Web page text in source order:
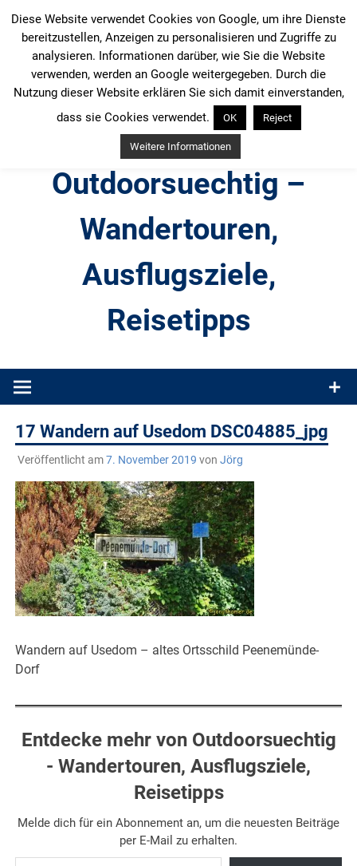
Inhalt
springen
Outdoorsuechtig –
Wandertouren,
Ausflugsziele,
Reisetipps
Produkttests und Buchrezensionen. Ein Blog für alle, die gern
17 Wandern auf Usedom DSC04885_jpg
Veröffentlicht am7. November 2019 von Jörg
Wandern auf Usedom – altes Ortsschild Peenemünde-
Dorf
Entdecke mehr von Outdoorsuechtig
- Wandertouren, Ausflugsziele,
Reisetipps
Melde dich für ein Abonnement an, um die neuesten Beiträge
per E-Mail zu erhalten.
Gib deine E-Mail-Adresse ein ...
Diese Website verwendet Cookies von Google, um ihre Dienste
bereitzustellen, Anzeigen zu personalisieren und Zugriffe zu
analysieren. Informationen darüber, wie Sie die Website
verwenden, werden an Google weitergegeben. Durch die
Nutzung dieser Website erklären Sie sich damit einverstanden,
dass sie Cookies verwendet.
OK Reject
Weitere Informationen